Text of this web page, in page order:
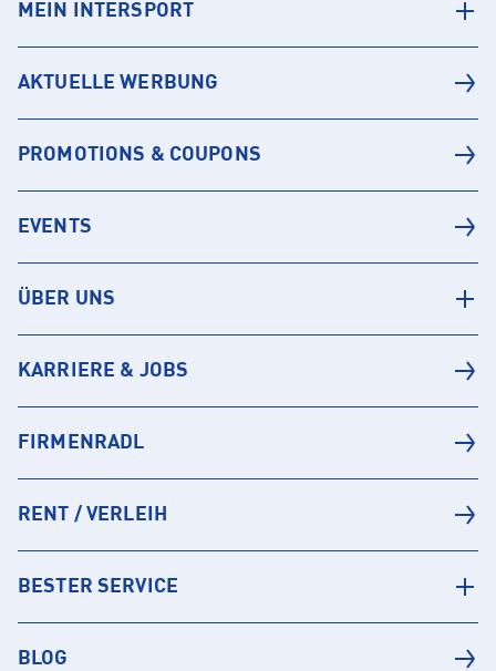
MEIN INTERSPORT
AKTUELLE WERBUNG
PROMOTIONS & COUPONS
EVENTS
ÜBER UNS
KARRIERE & JOBS
FIRMENRADL
RENT / VERLEIH
BESTER SERVICE
BLOG